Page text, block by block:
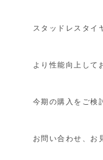
スタッドレスタイ
より性能向上して
今期の購入をご検
お問い合わせ、お